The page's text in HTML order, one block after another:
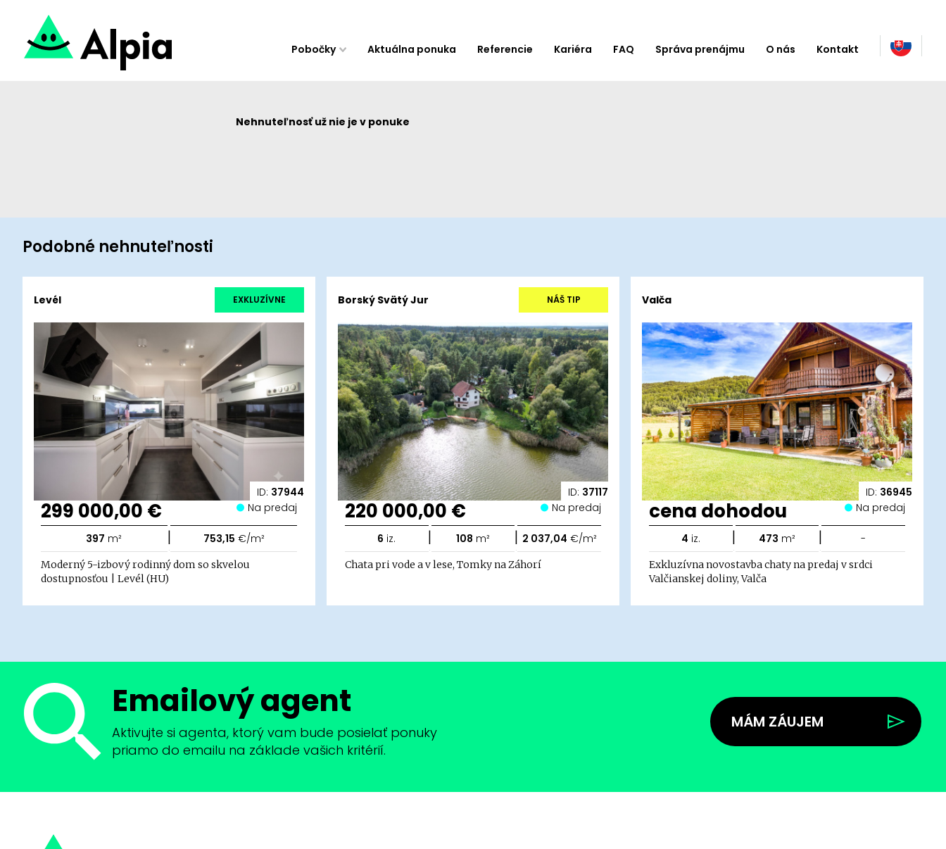
Pobočky Aktuálna ponuka Referencie Kariéra FAQ Správa prenájmu O nás Kontakt
Nehnuteľnosť už nie je v ponuke
Podobné nehnuteľnosti
ID: 37944
Levél EXKLUZÍVNE
299 000,00 € Na predaj
397 m² | 753,15 €/m²
Moderný 5-izbový rodinný dom so skvelou
dostupnosťou | Levél (HU)
ID: 37117
Borský Svätý Jur NÁŠ TIP
220 000,00 € Na predaj
6 iz. | 108 m² | 2 037,04 €/m²
Chata pri vode a v lese, Tomky na Záhorí
ID: 36945
Valča
cena dohodou Na predaj
4 iz. | 473 m² | -
Exkluzívna novostavba chaty na predaj v srdci
Valčianskej doliny, Valča
Emailový agent
Aktivujte si agenta, ktorý vam bude posielať ponuky
priamo do emailu na základe vašich kritérií.
MÁM ZÁUJEM